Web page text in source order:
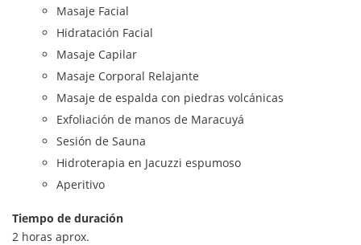
Masaje Facial
Hidratación Facial
Masaje Capilar
Masaje Corporal Relajante
Masaje de espalda con piedras volcánicas
Exfoliación de manos de Maracuyá
Sesión de Sauna
Hidroterapia en Jacuzzi espumoso
Aperitivo
Tiempo de duración
2 horas aprox.